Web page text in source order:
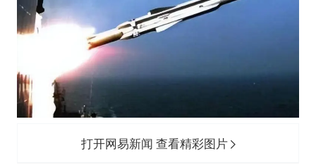
打开网易新闻 查看精彩图片